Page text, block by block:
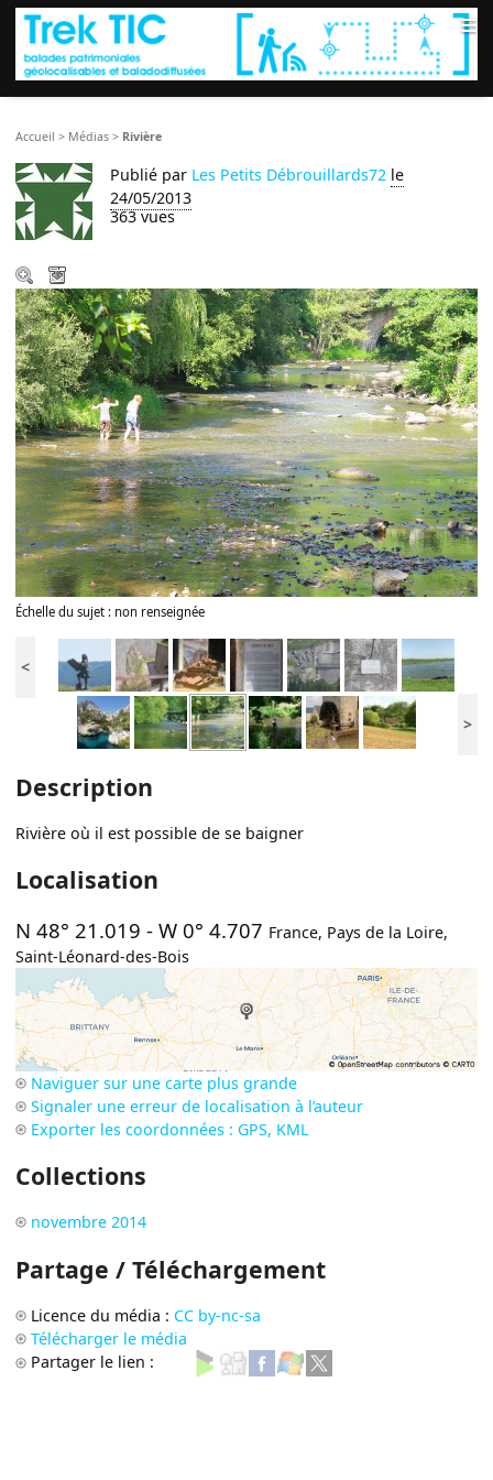
≡
Accueil > Médias > Rivière
Publié par Les Petits Débrouillards72 le
24/05/2013
363 vues
Échelle du sujet : non renseignée
<
>
Description
Rivière où il est possible de se baigner
Localisation
N 48° 21.019 -W 0° 4.707 France, Pays de la Loire,
Saint-Léonard-des-Bois
Naviguer sur une carte plus grande
Signaler une erreur de localisation à l’auteur
Exporter les coordonnées : GPS, KML
Collections
novembre 2014
Partage / Téléchargement
Licence du média : CC by-nc-sa
Télécharger le média
Partager le lien :